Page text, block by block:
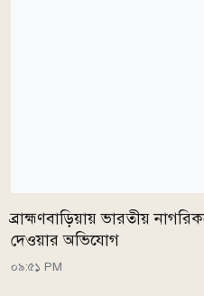
ব্রাহ্মণবাড়িয়ায় ভারতীয়
দেওয়ার অভিযোগ
০৯:৫১ PM